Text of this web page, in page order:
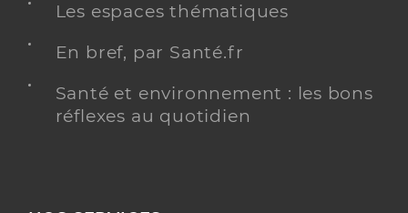
Les espaces thématiques
En bref, par Santé.fr
Santé et environnement : les bons
réflexes au quotidien